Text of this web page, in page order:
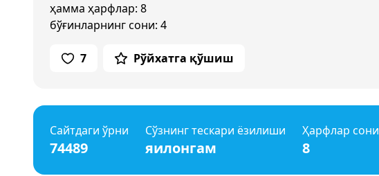
ҳамма ҳарфлар: 8
бўғинларнинг сони: 4
7 Рўйхатга қўшиш
Сайтдаги ўрни
74489
Сўзнинг тескари ёзилиши
яилонгам
Ҳарфлар сони
8